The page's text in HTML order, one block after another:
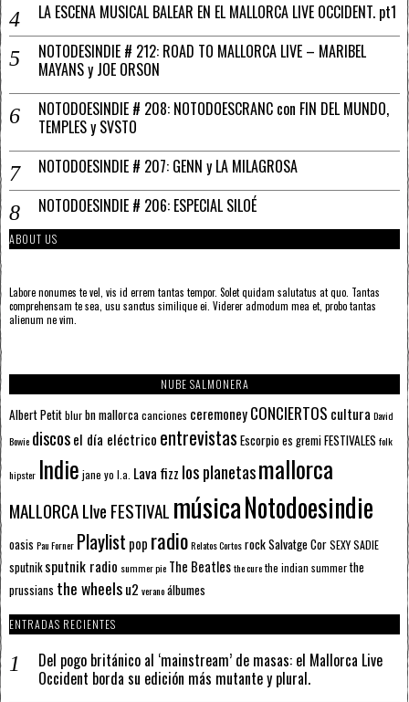
LA ESCENA MUSICAL BALEAR EN EL MALLORCA LIVE OCCIDENT. pt1
NOTODESINDIE # 212: ROAD TO MALLORCA LIVE – MARIBEL
MAYANS y JOE ORSON
NOTODOESINDIE # 208: NOTODOESCRANC con FIN DEL MUNDO,
TEMPLES y SVSTO
NOTODOESINDIE # 207: GENN y LA MILAGROSA
NOTODOESINDIE # 206: ESPECIAL SILOÉ
ABOUT US
Labore nonumes te vel, vis id errem tantas tempor. Solet quidam salutatus at quo. Tantas
comprehensam te sea, usu sanctus similique ei. Viderer admodum mea et, probo tantas
alienum ne vim.
NUBE SALMONERA
Albert Petitblurbn mallorcacanciones ceremoneyCONCIERTOS cultura David
Bowie discosel día eléctrico entrevistas Escorpioes gremiFESTIVALES folk
hipster Indie jane yo l.a. Lava fizz los planetasmallorca
MALLORCA LIve FESTIVAL músicaNotodoesindie
oasis Pau Forner Playlist pop radioRelatos CortosrockSalvatge CorSEXY SADIE
sputnik sputnik radio summer pie The Beatlesthe curethe indian summerthe
prussians the wheelsu2 veranoálbumes
ENTRADAS RECIENTES
Del pogo británico al ‘mainstream’ de masas: el Mallorca Live
Occident borda su edición más mutante y plural.